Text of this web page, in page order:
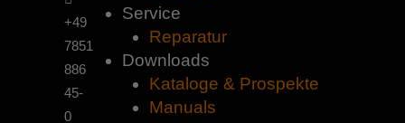
+49
7851
886
45-
0
Service
Reparatur
Downloads
Kataloge & Prospekte
Manuals